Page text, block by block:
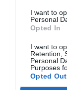
I want to
Personal
Opted In
I want to
Retention,
Personal
Purposes
Opted Out
Laisser
Votre adresse
obligatoires